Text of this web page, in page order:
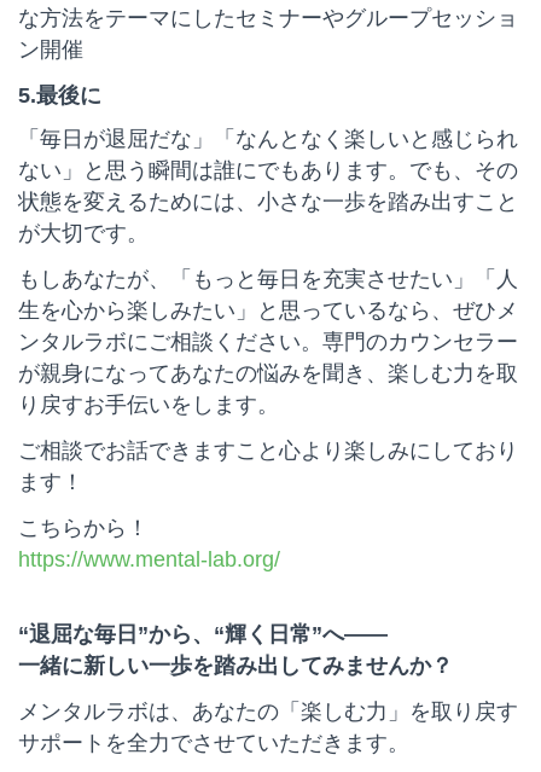
な方法をテーマにしたセミナーやグループセッショ
ン開催
5.最後に
「毎日が退屈だな」「なんとなく楽しいと感じられ
ない」と思う瞬間は誰にでもあります。でも、その
状態を変えるためには、小さな一歩を踏み出すこと
が大切です。
もしあなたが、「もっと毎日を充実させたい」「人
生を心から楽しみたい」と思っているなら、ぜひメ
ンタルラボにご相談ください。専門のカウンセラー
が親身になってあなたの悩みを聞き、楽しむ力を取
り戻すお手伝いをします。
ご相談でお話できますこと心より楽しみにしており
ます！
こちらから！
https://www.mental-lab.org/
“退屈な毎日”から、“輝く日常”へ――
一緒に新しい一歩を踏み出してみませんか？
メンタルラボは、あなたの「楽しむ力」を取り戻す
サポートを全力でさせていただきます。